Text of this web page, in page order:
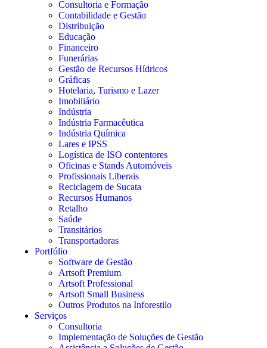
Consultoria e Formação
Contabilidade e Gestão
Distribuição
Educação
Financeiro
Funerárias
Gestão de Recursos Hídricos
Gráficas
Hotelaria, Turismo e Lazer
Imobiliário
Indústria
Indústria Farmacêutica
Indústria Química
Lares e IPSS
Logística de ISO contentores
Oficinas e Stands Automóveis
Profissionais Liberais
Reciclagem de Sucata
Recursos Humanos
Retalho
Saúde
Transitários
Transportadoras
Portfólio
Software de Gestão
Artsoft Premium
Artsoft Professional
Artsoft Small Business
Outros Produtos na Inforestilo
Serviços
Consultoria
Implementação de Soluções de Gestão